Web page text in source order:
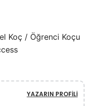
Koç / Öğrenci Koçu
YAZARIN PROFILI